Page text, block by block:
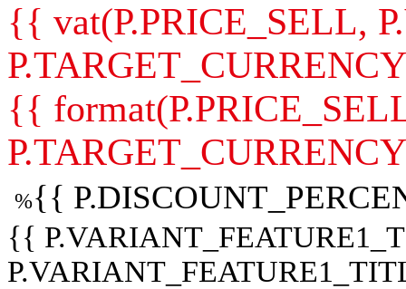
{{ vat(P.PRICE_SELL,
{{
%{{
{{